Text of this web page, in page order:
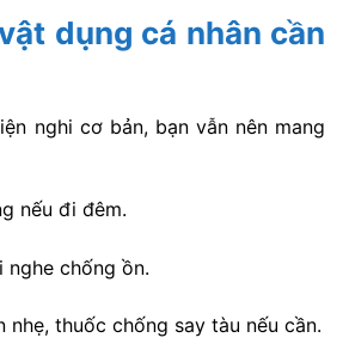
dụng cá nhân cần
nghi cơ bản, bạn vẫn nên mang
nếu đi đêm.
nghe chống ồn.
nhẹ, thuốc chống say tàu nếu cần.